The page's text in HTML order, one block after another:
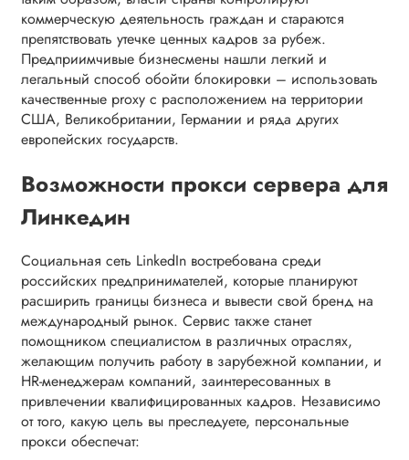
коммерческую деятельность граждан и стараются
препятствовать утечке ценных кадров за рубеж.
Предприимчивые бизнесмены нашли легкий и
легальный способ обойти блокировки – использовать
качественные proxy с расположением на территории
США, Великобритании, Германии и ряда других
европейских государств.
Возможности прокси сервера для
Линкедин
Социальная сеть LinkedIn востребована среди
российских предпринимателей, которые планируют
расширить границы бизнеса и вывести свой бренд на
международный рынок. Сервис также станет
помощником специалистом в различных отраслях,
желающим получить работу в зарубежной компании, и
HR-менеджерам компаний, заинтересованных в
привлечении квалифицированных кадров. Независимо
от того, какую цель вы преследуете, персональные
прокси обеспечат: